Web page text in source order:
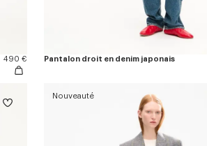
490 € Pantalon droit en denim japonais
Nouveauté